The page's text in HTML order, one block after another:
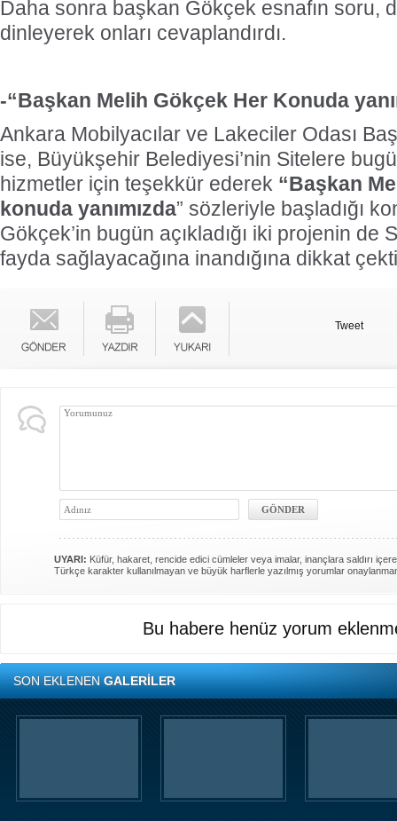
Daha sonra başkan Gökçek esnafın soru,
dinleyerek onları cevaplandırdı.
-“Başkan Melih Gökçek Her Konuda
Ankara Mobilyacılar ve Lakeciler Odası
ise, Büyükşehir Belediyesi’nin Sitelere
hizmetler için teşekkür ederek “Başkan
konuda yanımızda” sözleriyle başladığı
Gökçek’in bugün açıkladığı iki projenin de
fayda sağlayacağına inandığına dikkat
Tweet
UYARI: Küfür, hakaret, rencide edici cümleler veya imalar, inançlara saldırı
Türkçe karakter kullanılmayan ve büyük harflerle yazılmış yorumlar
Bu habere henüz yorum
SON EKLENENGALERİLER